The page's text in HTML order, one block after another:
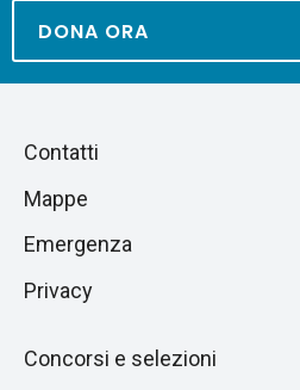
DONA ORA
Salta
sezione
Piè
di
pagina
Contatti
Mappe
Emergenza
Privacy
Concorsi e selezioni